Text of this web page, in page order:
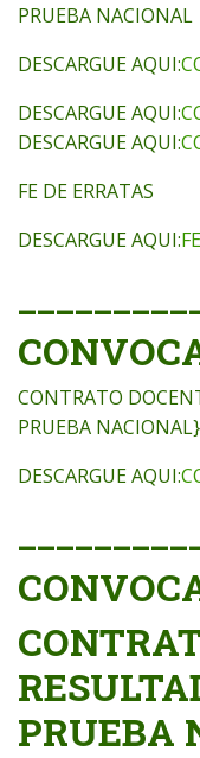
PRUEBA NACIONAL
DESCARGUE AQUI:
DESCARGUE AQUI:
DESCARGUE AQUI:
FE DE ERRATAS
DESCARGUE AQUI:
CONTRATO
PRUEBA NACIONAL}
DESCARGUE AQUI:
PRUEBA